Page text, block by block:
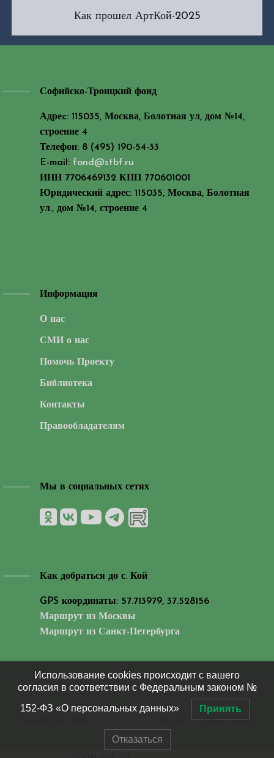
Как прошел АртКой-2025
Софийско-Троицкий фонд
Адреc: 115035, Москва, Болотная ул, дом №14,
строение 4
Телефон: 8 (495) 190-54-33
E-mail: fond@stbf.ru
ИНН 7706469132 КПП 770601001
Юридический адрес: 115035, Москва, Болотная
ул., дом №14, строение 4
Информация
О нас
СМИ о нас
Помочь Проекту
Библиотека
Контакты
Правообладателям
Мы в социальных сетях
Как добраться до с. Кой
GPS координаты: 57.713979, 37.528156
Маршрут из Москвы
Маршрут из Санкт-Петербурга
© Copyright 2026• ПроектСофийско-Троицкого фонда
• Тексты - Селихов Сергей
Использование cookies происходит с вашего
согласия в соответствии с Федеральным законом №
152-ФЗ «О персональных данных» Принять
Отказаться